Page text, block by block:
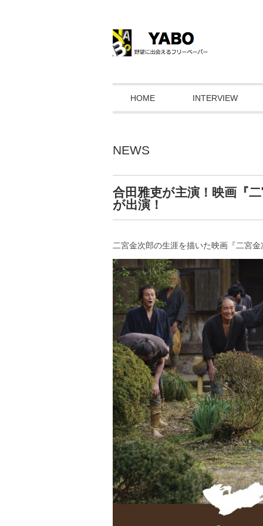
HOME INTERVIEW
NEWS
合田雅吏が主演！映画『
が出演！
二宮金次郎の生涯を描いた映画『二宮